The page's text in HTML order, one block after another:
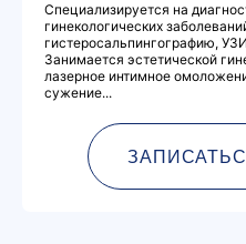
Специализируется на
гинекологических
гистеросальпингографию,
Занимается эстетической
лазерное интимное
сужение...